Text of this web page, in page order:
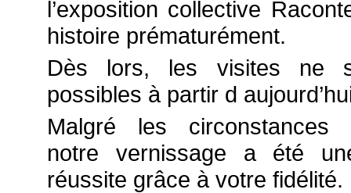
l’exposition collective
histoire prématurément.
Dès lors, les visites ne
possibles à partir d
Malgré les circonstances
notre vernissage a été
réussite grâce à votre fidélité.